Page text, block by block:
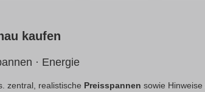
kaufen
· Energie
zentral, realistische Preisspannen sowie Hinweise